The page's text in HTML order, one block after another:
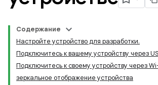
Содержание
Настройте устройство для разработки.
Подключитесь к вашему устройству через
Подключитесь к своему устройству через
зеркальное отображение устройства